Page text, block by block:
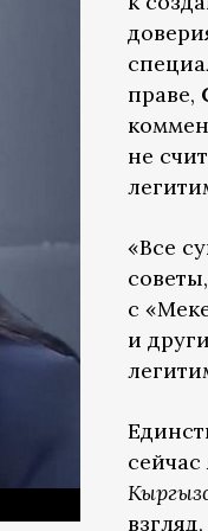
праве,
не
«Все
с
и